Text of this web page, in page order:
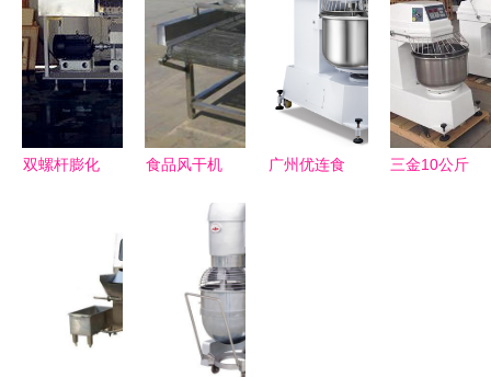
质的核心设
备
率的餐饮利
器—多麦达
餐饮设备
机械销售部
——食品机
械领域的可
靠伙伴
进程中的高
效助力者
双螺杆膨化
食品风干机
厂家与市场
价格解析
广州优连食
三金10公斤